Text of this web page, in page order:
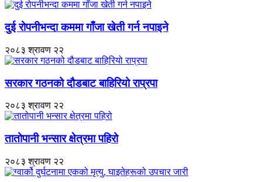
दुई रोपनीभन्दा कममा गाँजा खेती गर्न नपाइने
२०८३ श्रावण २२
सरकार गठनको दौडबाट बाहिरियो राप्रपा
२०८३ श्रावण २२
तातोपानी भन्सार क्षेत्रमा पहिरो
२०८३ श्रावण २२